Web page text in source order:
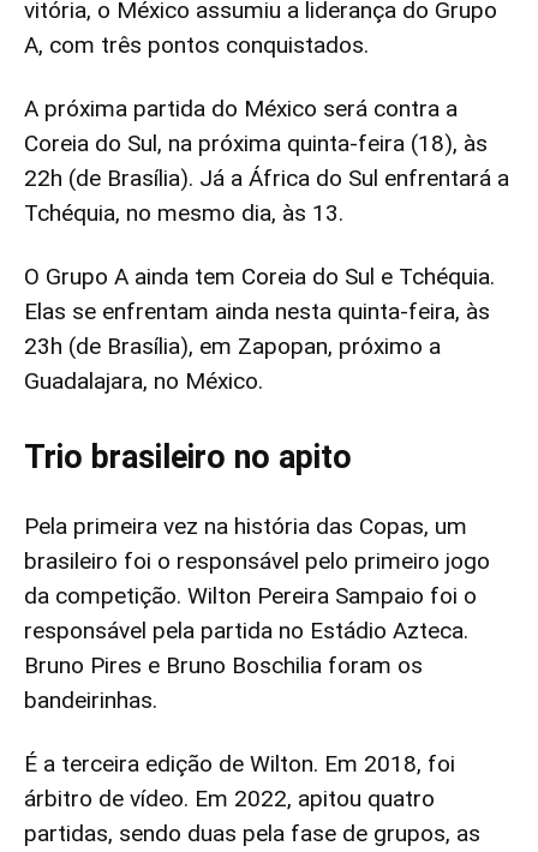
vitória, o México assumiu a liderança do Grupo
A, com três pontos conquistados.
A próxima partida do México será contra a
Coreia do Sul, na próxima quinta-feira (18), às
22h (de Brasília). Já a África do Sul enfrentará a
Tchéquia, no mesmo dia, às 13.
O Grupo A ainda tem Coreia do Sul e Tchéquia.
Elas se enfrentam ainda nesta quinta-feira, às
23h (de Brasília), em Zapopan, próximo a
Guadalajara, no México.
Trio brasileiro no apito
Pela primeira vez na história das Copas, um
brasileiro foi o responsável pelo primeiro jogo
da competição. Wilton Pereira Sampaio foi o
responsável pela partida no Estádio Azteca.
Bruno Pires e Bruno Boschilia foram os
bandeirinhas.
É a terceira edição de Wilton. Em 2018, foi
árbitro de vídeo. Em 2022, apitou quatro
partidas, sendo duas pela fase de grupos, as